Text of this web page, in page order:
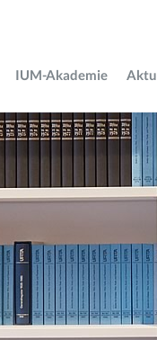
IUM-Akademie